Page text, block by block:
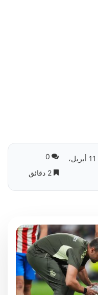
آخر تحديث: 11 أبريل،
0
2 دقائق